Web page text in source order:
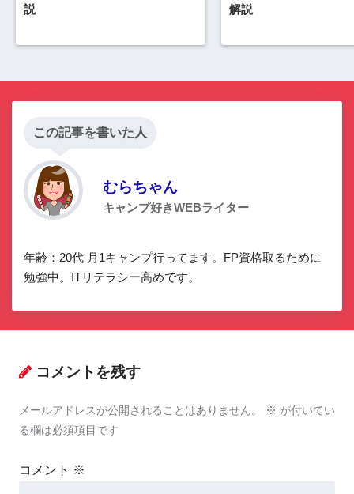
説
解説
この記事を書いた人
むらちゃん
キャンプ好きWEBライター
年齢：20代 月1キャンプ行ってます。FP資格取るために
勉強中。ITリテラシー高めです。
コメントを残す
メールアドレスが公開されることはありません。 ※ が付いてい
る欄は必須項目です
コメント ※